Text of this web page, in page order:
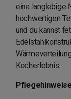
eine langlebige
hochwertigen
und du kannst
Kocherlebnis.
Pflegehinweise